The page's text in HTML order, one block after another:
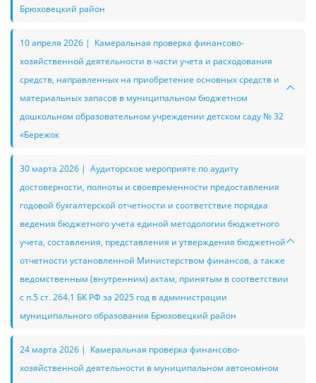
Брюховецкий район
10 апреля 2026 | Камеральная проверка финансово-
хозяйственной деятельности в части учета и расходования
средств, направленных на приобретение основных средств и
материальных запасов в муниципальном бюджетном
дошкольном образовательном учреждении детском саду № 32
«Бережок
30 марта 2026 | Аудиторское мероприяте по аудиту
достоверности, полноты и своевременности предоставления
годовой бухгалтерской отчетности и соответствие порядка
ведения бюджетного учета единой методологии бюджетного
учета, составления, представления и утверждения бюджетной
отчетности установленной Министерством финансов, а также
ведомственным (внутренним) актам, принятым в соответствии
с п.5 ст. 264.1 БК РФ за 2025 год в администрации
муниципального образования Брюховецкий район
24 марта 2026 | Камеральная проверка финансово-
хозяйственной деятельности в муниципальном автономном